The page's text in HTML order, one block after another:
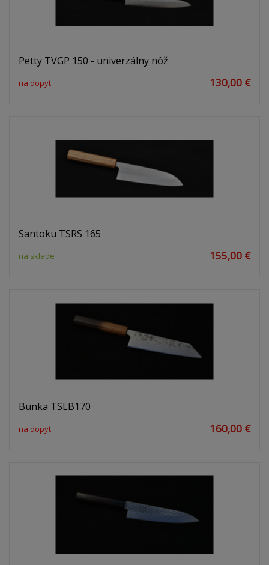
Petty TVGP 150 - univerzálny nôž
na dopyt 130,00 €
Santoku TSRS 165
na sklade 155,00 €
Bunka TSLB170
na dopyt 160,00 €